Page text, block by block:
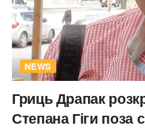
NEWS
Гриць Драпак
Степана Гіги поза